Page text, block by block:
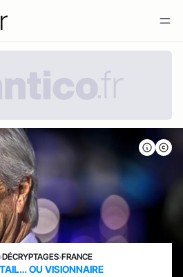
›DÉCRYPTAGES›FRANCE
OU VISIONNAIRE